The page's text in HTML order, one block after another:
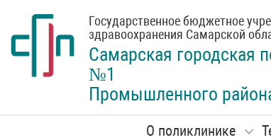
Государственное бюджетное
здравоохранения Самарской
Самарская городская
№1
Промышленного
О поликлинике